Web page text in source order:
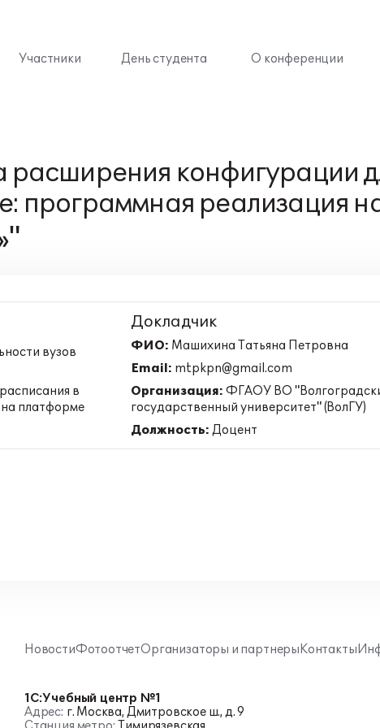
Участники День студента О конференции
расширения конфигурации
программная реализация
вузов
в
платформе
Докладчик
ФИО: Машихина Татьяна Петровна
Email: mtpkpn@gmail.com
Организация: ФГАОУ ВО
государственный университет" (ВолГУ)
Должность: Доцент
НовостиФотоотчетОрганизаторы и партнеры Контакты
1С:Учебный центр №1
Адрес: г. Москва, Дмитровское ш., д. 9